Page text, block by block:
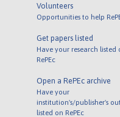
Volunteers
Opportunities to help
Get papers listed
Have your research listed
RePEc
Open a RePEc archive
Have your
institution's/publisher's
listed on RePEc